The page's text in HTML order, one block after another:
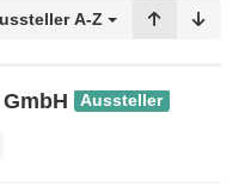
A-Z
Aussteller